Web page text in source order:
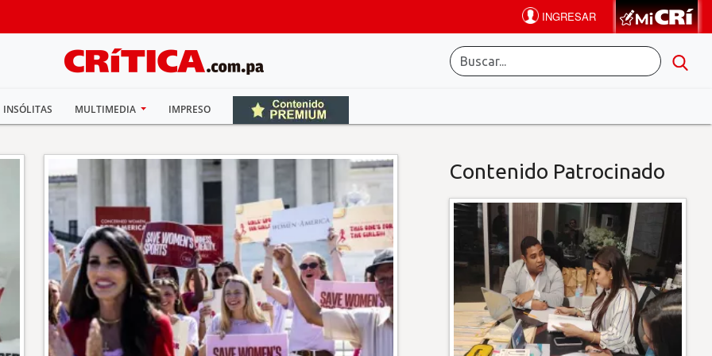
INSÓLITAS MULTIMEDIA IMPRESO
Contenido Patrocinado